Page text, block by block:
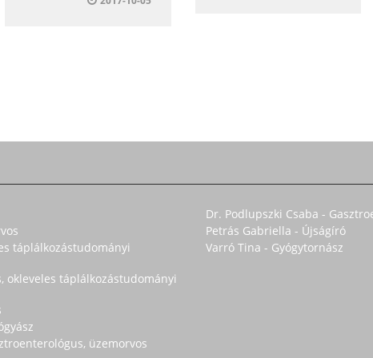
táplálkozástudományi
okleveles táplálkozástudományi
üzemorvos
Dr. Podlupszki Csaba -
Petrás Gabriella - Újságíró
Varró Tina - Gyógytornász